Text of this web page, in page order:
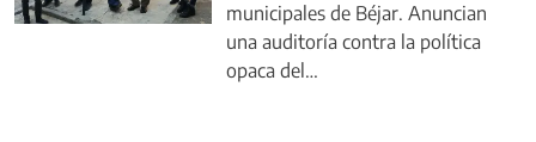
municipales de Béjar. Anuncian
una auditoría contra la política
opaca del…